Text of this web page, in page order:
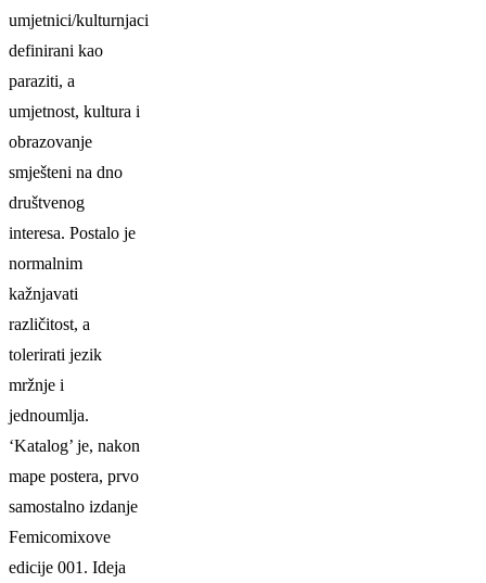
umjetnici/kulturnjaci
definirani kao
paraziti, a
umjetnost, kultura i
obrazovanje
smješteni na dno
društvenog
interesa. Postalo je
normalnim
kažnjavati
različitost, a
tolerirati jezik
mržnje i
jednoumlja.
‘Katalog’ je, nakon
mape postera, prvo
samostalno izdanje
Femicomixove
edicije 001. Ideja